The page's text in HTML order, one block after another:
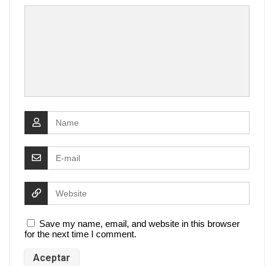
Save my name, email, and website in this browser
for the next time I comment.